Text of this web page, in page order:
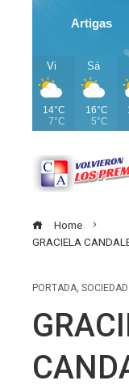
Artigas
Vi
14°C
7°C
Sá
16°C
5°C
Home
GRACIELA
PORTADA, SOCIEDAD